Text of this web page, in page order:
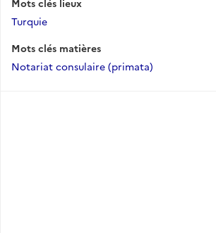
Mots clés lieux
Turquie
Mots clés matières
Notariat consulaire (primata)